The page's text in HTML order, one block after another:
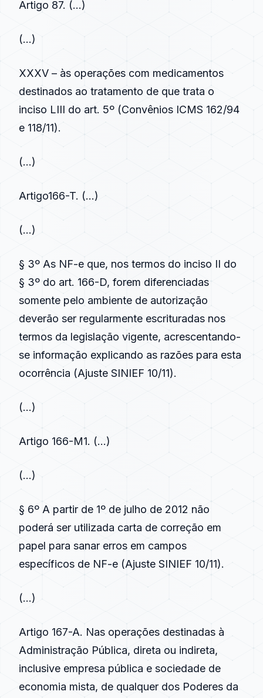
Artigo 87. (…)
(…)
XXXV – às operações com medicamentos
destinados ao tratamento de que trata o
inciso LIII do art. 5º (Convênios ICMS 162/94
e 118/11).
(…)
Artigo166-T. (…)
(…)
§ 3º As NF-e que, nos termos do inciso II do
§ 3º do art. 166-D, forem diferenciadas
somente pelo ambiente de autorização
deverão ser regularmente escrituradas nos
termos da legislação vigente, acrescentando-
se informação explicando as razões para esta
ocorrência (Ajuste SINIEF 10/11).
(…)
Artigo 166-M1. (…)
(…)
§ 6º A partir de 1º de julho de 2012 não
poderá ser utilizada carta de correção em
papel para sanar erros em campos
específicos de NF-e (Ajuste SINIEF 10/11).
(…)
Artigo 167-A. Nas operações destinadas à
Administração Pública, direta ou indireta,
inclusive empresa pública e sociedade de
economia mista, de qualquer dos Poderes da